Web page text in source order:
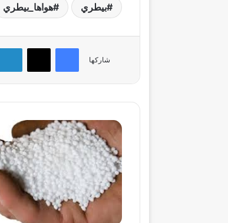
بيطري هواها_بيطري
شاركها
فيسبوك ‫X
خبير
تغذية
يحذر:
الاستخدام
العشوائي
لليوريا